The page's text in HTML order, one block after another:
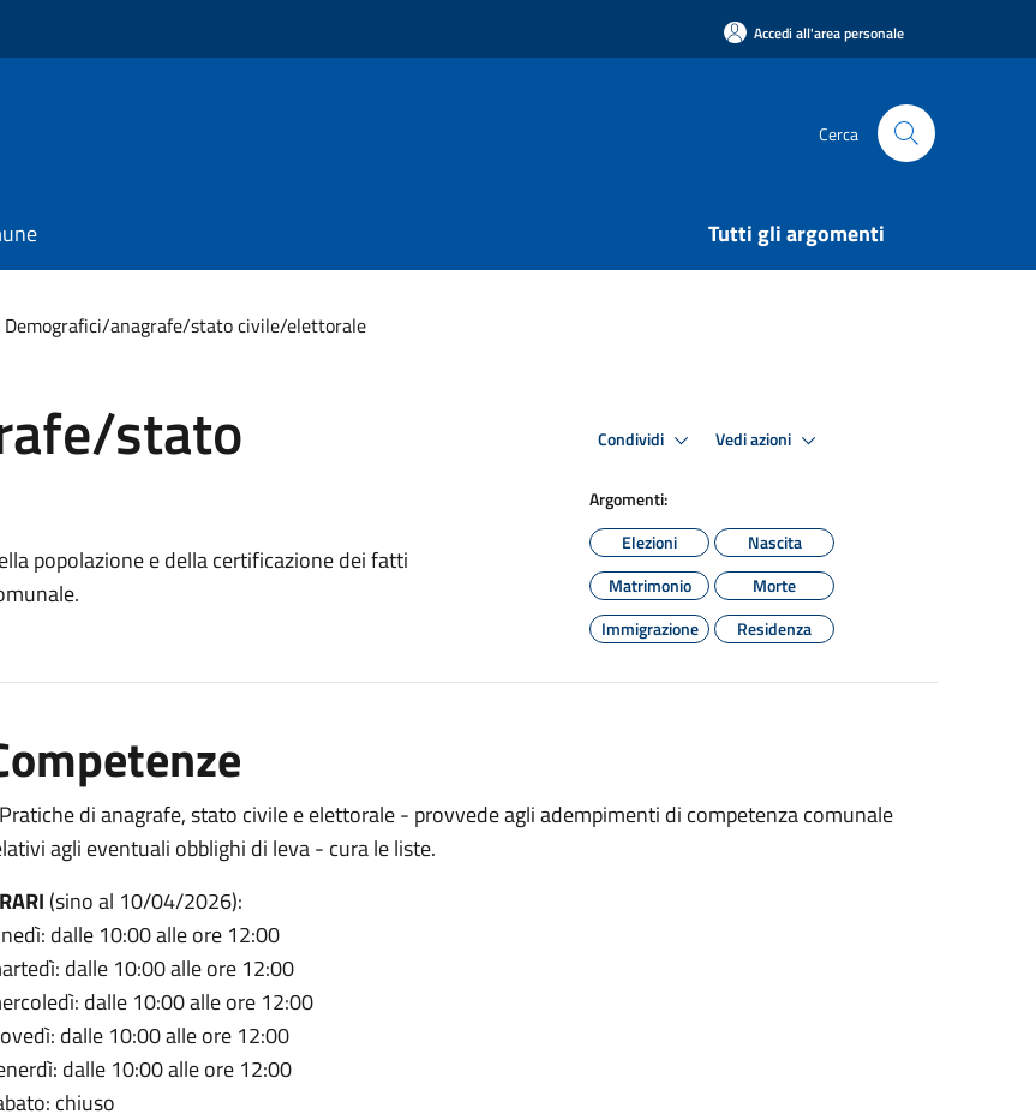
Accedi all'area personale
Cerca
Tutti gli argomenti
Demografici/anagrafe/stato civile/elettorale
stato
popolazione e della certificazione dei fatti
Condividi Vedi azioni
Argomenti:
Elezioni
Nascita
Matrimonio
Morte
Immigrazione
Residenza
di anagrafe, stato civile e elettorale - provvede agli adempimenti di competenza comunale
agli eventuali obblighi di leva - cura le liste.
(sino al 10/04/2026):
dalle 10:00 alle ore 12:00
dalle 10:00 alle ore 12:00
dalle 10:00 alle ore 12:00
dalle 10:00 alle ore 12:00
dalle 10:00 alle ore 12:00
chiuso